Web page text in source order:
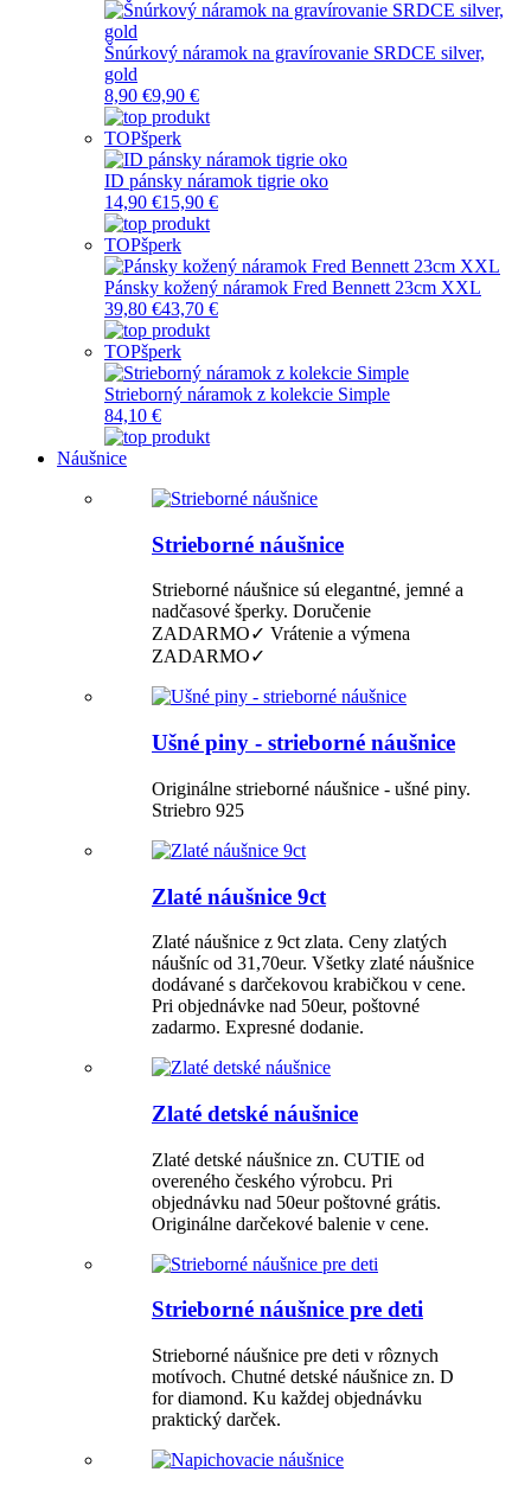
Šnúrkový náramok na gravírovanie SRDCE silver,
gold
8,90 €9,90 €
TOPšperk
ID pánsky náramok tigrie oko
14,90 €15,90 €
TOPšperk
Pánsky kožený náramok Fred Bennett 23cm XXL
39,80 €43,70 €
TOPšperk
Strieborný náramok z kolekcie Simple
84,10 €
Náušnice
Strieborné náušnice
Strieborné náušnice sú elegantné, jemné a
nadčasové šperky. Doručenie
ZADARMO✓ Vrátenie a výmena
ZADARMO✓
Ušné piny - strieborné náušnice
Originálne strieborné náušnice - ušné piny.
Striebro 925
Zlaté náušnice 9ct
Zlaté náušnice z 9ct zlata. Ceny zlatých
náušníc od 31,70eur. Všetky zlaté náušnice
dodávané s darčekovou krabičkou v cene.
Pri objednávke nad 50eur, poštovné
zadarmo. Expresné dodanie.
Zlaté detské náušnice
Zlaté detské náušnice zn. CUTIE od
overeného českého výrobcu. Pri
objednávku nad 50eur poštovné grátis.
Originálne darčekové balenie v cene.
Strieborné náušnice pre deti
Strieborné náušnice pre deti v rôznych
motívoch. Chutné detské náušnice zn. D
for diamond. Ku každej objednávku
praktický darček.